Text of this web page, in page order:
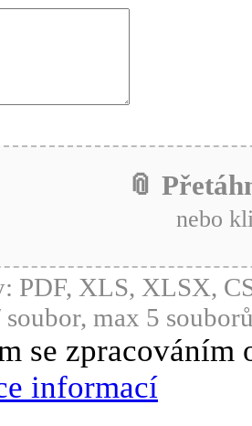
📎
nebo
PDF, XLS, XLSX,
max 5
se
informací